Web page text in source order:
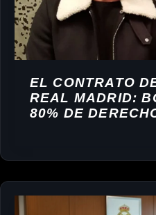
EL CONTRATO
REAL MADRID:
80% DE